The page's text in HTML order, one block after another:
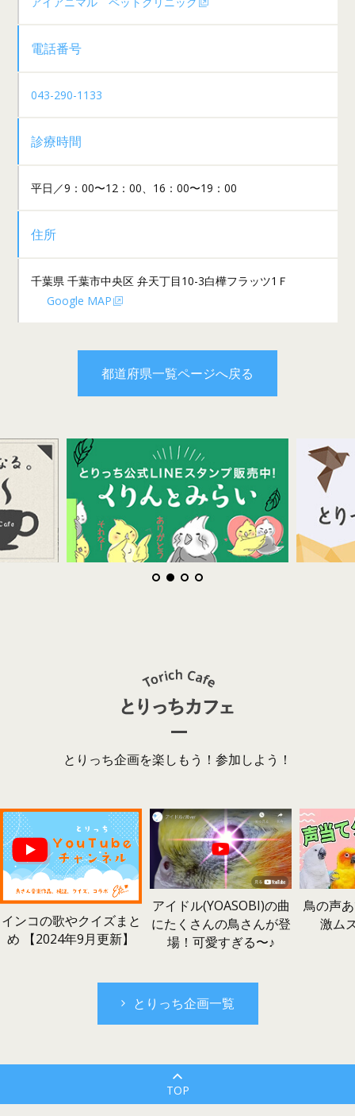
電話番号
043-290-1133
診療時間
平日／9：00〜12：00、16：00〜19：00
住所
千葉県 千葉市中央区 弁天丁目10-3白樺フラッツ1Ｆ
Google MAP
都道府県一覧ページへ戻る
とりっち企画を楽しもう！参加しよう！
インコの歌やクイズまと
め 【2024年9月更新】
アイドル(YOASOBI)の曲
にたくさんの鳥さんが登
場！可愛すぎる〜♪
鳥の声
激ム
とりっち企画一覧
TOP